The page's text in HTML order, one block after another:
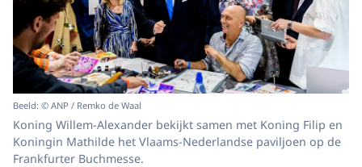
Beeld: © ANP / Remko de Waal
Koning Willem-Alexander bekijkt samen met Koning Filip en
Koningin Mathilde het Vlaams-Nederlandse paviljoen op de
Frankfurter Buchmesse.